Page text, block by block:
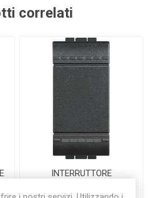
correlati
INTERRUTTORE
BTICINOLIVING ANTRACITE
1P 16A